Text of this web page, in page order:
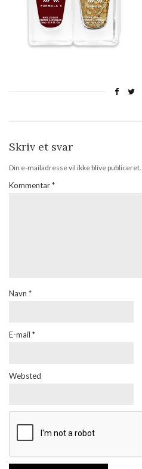
Skriv et svar
Din e-mailadresse vil ikke blive publiceret.
Kommentar*
Navn *
E-mail *
Websted